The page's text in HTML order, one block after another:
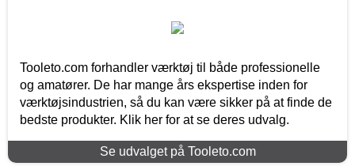
Tooleto.com forhandler værktøj til både professionelle
og amatører. De har mange års ekspertise inden for
værktøjsindustrien, så du kan være sikker på at finde de
bedste produkter. Klik her for at se deres udvalg.
Se udvalget på Tooleto.com